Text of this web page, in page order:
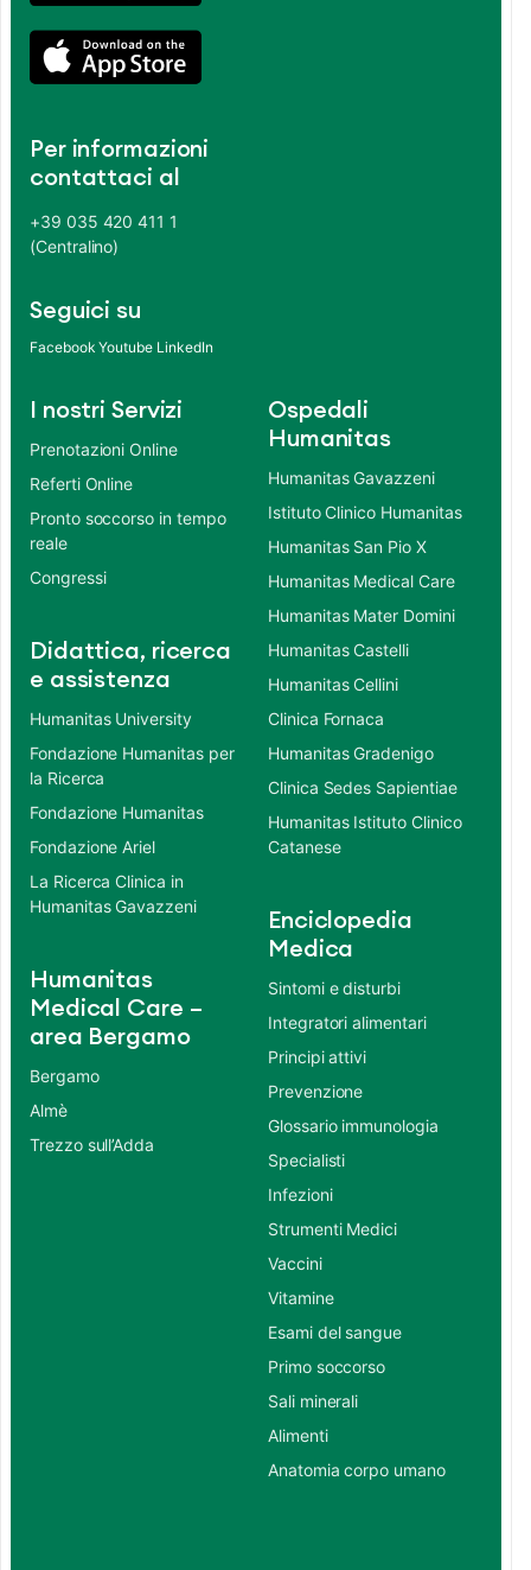
Per informazioni
contattaci al
+39 035 420 411 1
(Centralino)
Seguici su
Facebook Youtube LinkedIn
I nostri Servizi
Prenotazioni Online
Referti Online
Pronto soccorso in tempo
reale
Congressi
Didattica, ricerca
e assistenza
Humanitas University
Fondazione Humanitas per
la Ricerca
Fondazione Humanitas
Fondazione Ariel
La Ricerca Clinica in
Humanitas Gavazzeni
Humanitas
Medical Care –
area Bergamo
Bergamo
Almè
Trezzo sull’Adda
Ospedali
Humanitas
Humanitas Gavazzeni
Istituto Clinico Humanitas
Humanitas San Pio X
Humanitas Medical Care
Humanitas Mater Domini
Humanitas Castelli
Humanitas Cellini
Clinica Fornaca
Humanitas Gradenigo
Clinica Sedes Sapientiae
Humanitas Istituto Clinico
Catanese
Enciclopedia
Medica
Sintomi e disturbi
Integratori alimentari
Principi attivi
Prevenzione
Glossario immunologia
Specialisti
Infezioni
Strumenti Medici
Vaccini
Vitamine
Esami del sangue
Primo soccorso
Sali minerali
Alimenti
Anatomia corpo umano